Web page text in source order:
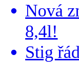
Nová
8,4l!
Stig